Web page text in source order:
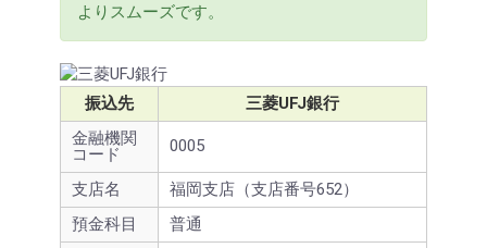
よりスムーズです。
振込先
三菱UFJ銀行
金融機関
コード
0005
支店名
福岡支店（支店番号652）
預金科目
普通